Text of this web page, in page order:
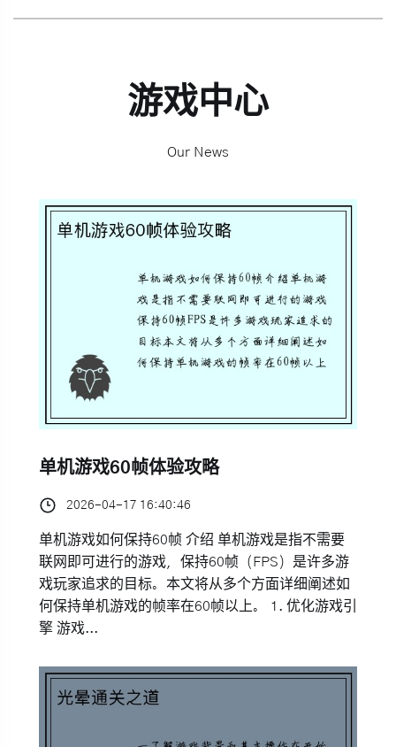
游戏中心
Our News
单机游戏60帧体验攻略
2026-04-17 16:40:46
单机游戏如何保持60帧 介绍 单机游戏是指不需要
联网即可进行的游戏，保持60帧（FPS）是许多游
戏玩家追求的目标。本文将从多个方面详细阐述如
何保持单机游戏的帧率在60帧以上。 1. 优化游戏引
擎 游戏...